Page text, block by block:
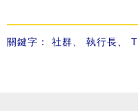
關鍵字： 社群 執行長